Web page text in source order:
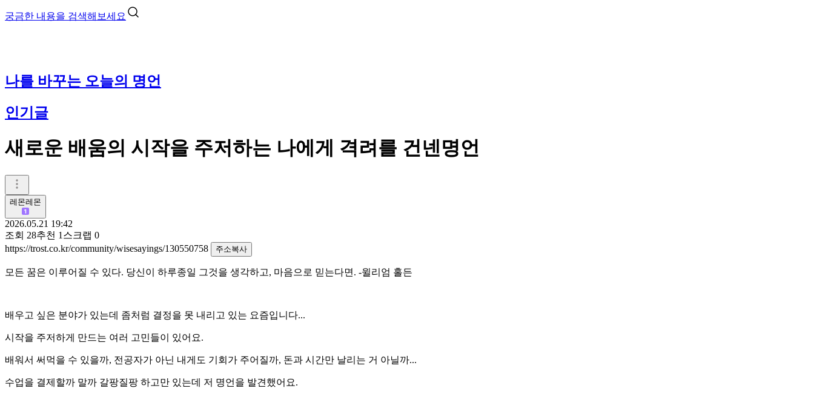
궁금한 내용을 검색해보세요
나를 바꾸는 오늘의 명언
인기글
새로운 배움의 시작을 주저하는 나에게 격려를 건넨명언
레몬레몬
2026.05.21 19:42
조회 28추천 1 스크랩 0
https://trost.co.kr/community/wisesayings/130550758
주소복사
모든 꿈은 이루어질 수 있다. 당신이 하루종일 그것을 생각하고, 마음으로 믿는다면. -윌리엄 홀든
배우고 싶은 분야가 있는데 좀처럼 결정을 못 내리고 있는 요즘입니다...
시작을 주저하게 만드는 여러 고민들이 있어요.
배워서 써먹을 수 있을까, 전공자가 아닌 내게도 기회가 주어질까, 돈과 시간만 날리는 거 아닐까...
수업을 결제할까 말까 갈팡질팡 하고만 있는데 저 명언을 발견했어요.